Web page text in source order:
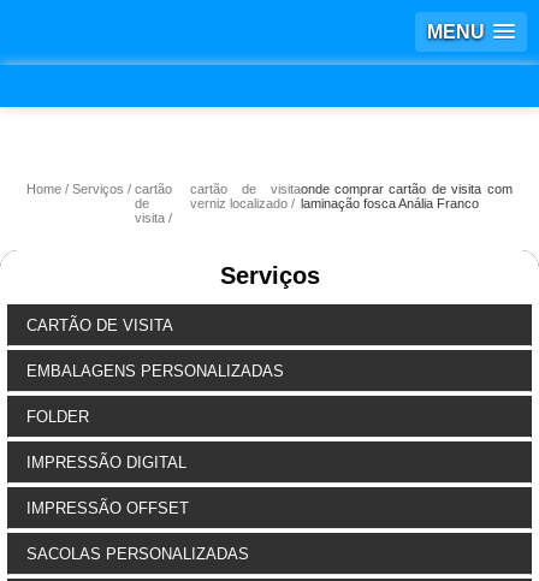
MENU
Home Serviços
cartão
de
visita
cartão de visita
verniz localizado
onde comprar cartão de visita com
laminação fosca Anália Franco
Serviços
CARTÃO DE VISITA
EMBALAGENS PERSONALIZADAS
FOLDER
IMPRESSÃO DIGITAL
IMPRESSÃO OFFSET
SACOLAS PERSONALIZADAS